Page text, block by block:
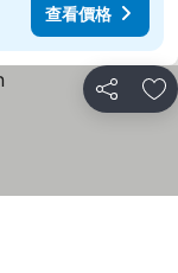
查看價格
分享 加